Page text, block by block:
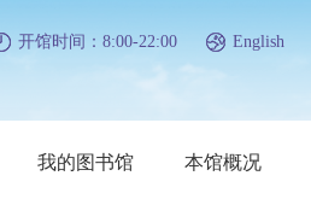
开馆时间：8:00-22:00 English
我的图书馆 本馆概况